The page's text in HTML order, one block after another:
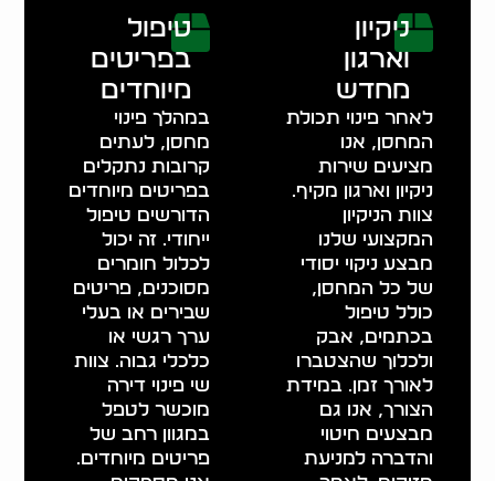
ניקיון
וארגון
מחדש
לאחר פינוי תכולת
המחסן, אנו
מציעים שירות
ניקיון וארגון מקיף.
צוות הניקיון
המקצועי שלנו
מבצע ניקוי יסודי
של כל המחסן,
כולל טיפול
בכתמים, אבק
ולכלוך שהצטברו
לאורך זמן. במידת
הצורך, אנו גם
מבצעים חיטוי
והדברה למניעת
טיפול
בפריטים
מיוחדים
במהלך פינוי
מחסן, לעתים
קרובות נתקלים
בפריטים מיוחדים
הדורשים טיפול
ייחודי. זה יכול
לכלול חומרים
מסוכנים, פריטים
שבירים או בעלי
ערך רגשי או
כלכלי גבוה. צוות
שי פינוי דירה
מוכשר לטפל
במגוון רחב של
פריטים מיוחדים.